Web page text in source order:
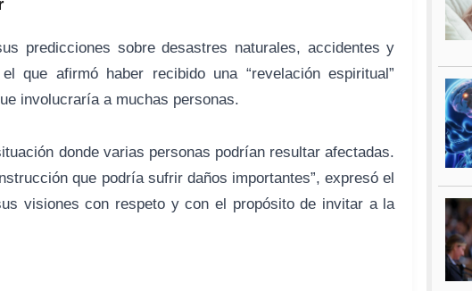
predicciones sobre desastres naturales, accidentes y
que afirmó haber recibido una “revelación espiritual”
involucraría a muchas personas.
donde varias personas podrían resultar afectadas.
que podría sufrir daños importantes”, expresó el
visiones con respeto y con el propósito de invitar a la